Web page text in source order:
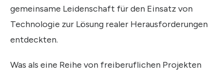
gemeinsame Leidenschaft für den Einsatz von
Technologie zur Lösung realer Herausforderungen
entdeckten.
Was als eine Reihe von freiberuflichen Projekten